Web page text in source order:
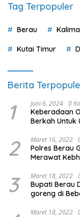
Tag Terpopuler
Berau
Kutai Timur
Berita
1 Juni 6, 2024 0
Keberadaan
Berkah Untuk
2 Maret 16, 2022
Polres Berau
Merawat
3 Maret 18, 2022
Bupati Berau
goreng di
Maret 18, 2022